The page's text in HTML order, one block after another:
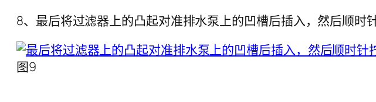
8、最后将过滤器上的凸起对准排水泵上的凹槽后插入，然后顺
图9